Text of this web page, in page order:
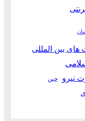
بین المللی
نیرو چین